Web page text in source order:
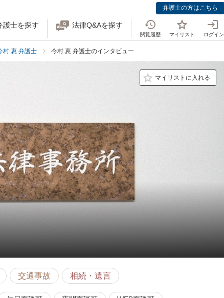
弁護士の方はこちら
護士を探す 法律Q&Aを探す
閲覧履歴 マイリスト ログイン
村 恵 弁護士 今村 恵 弁護士のインタビュー
マイリストに入れる
交通事故 相続・遺言